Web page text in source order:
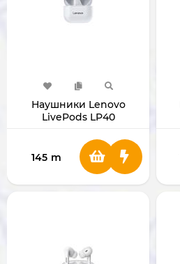
Наушники Lenovo
LivePods LP40
145 m